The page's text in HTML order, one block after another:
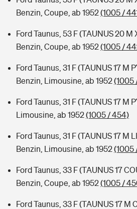
Benzin, Coupe, ab 1952(1005 /
Ford Taunus, 53 F (TAUNUS 20 M
Benzin, Coupe, ab 1952(1005 /
Ford Taunus, 31 F (TAUNUS 17 M
Benzin, Limousine, ab 1952(1005
Ford Taunus, 31 F (TAUNUS 17 M
Limousine, ab 1952(1005 / 454)
Ford Taunus, 31 F (TAUNUS 17 M
Benzin, Limousine, ab 1952(1005
Ford Taunus, 33 F (TAUNUS 17
Benzin, Coupe, ab 1952(1005 /
Ford Taunus, 33 F (TAUNUS 17 M